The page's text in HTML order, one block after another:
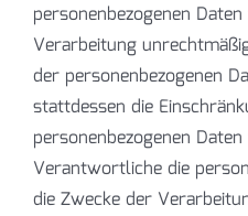
personenbezogenen
Verarbeitung
der personenbezogenen
stattdessen die
personenbezogenen
Verantwortliche die
die Zwecke der